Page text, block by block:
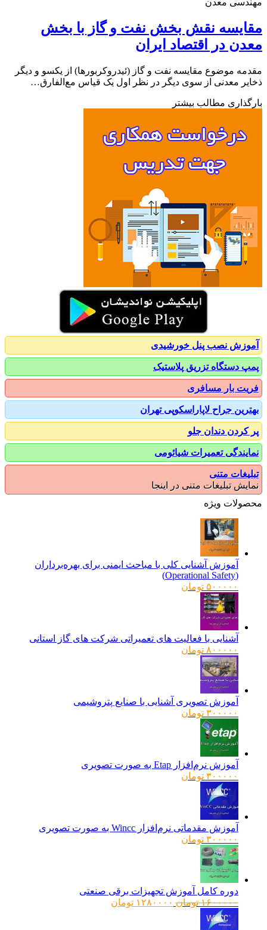
نقش بخش نفت و گاز با بخش
در اقتصاد ایران
موضوع مقایسه نفت و گاز (ئیدروکربورها) از یکسو و دیگر
معدنی از سوی دیگر در نظر اول یک قیاس مع‌الفارق…
مطالب بیشتر
نصب پنل خورشیدی
دستگاه تزریق پلاستیک
بار مسافری
جراح لاپاراسکوپی تهران
دندان جلو
تعمیرات شیائومی
متنی
تبلیغات متنی در اینجا
ویژه
آموزش آشنایی کلی با مباحث ایمنی برای بهره‌برداران
۵۰۰۰۰۰ تومان
آشنایی با فعالیت های تعمیراتی شرکت های گاز استانی
۸۰۰۰۰۰ تومان
آموزش تصویری آشنایی با صنایع پتروشیمی
۳۰۰۰۰۰ تومان
آموزش نرم‌افزار Etap به صورت تصویری
۳۰۰۰۰۰ تومان
آموزش مقدماتی نرم‌افزار Wincc به صورت تصویری
۳۰۰۰۰۰ تومان
دوره کامل آموزش تجهیزات برقی صنعتی
۱۶۰۰۰۰۰ تومانقیمت
۱۲۸۰۰۰۰ تومانقیمت